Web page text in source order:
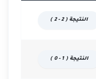
النتيجة ( 2 - 2 )
النتيجة ( 1 - 0 )